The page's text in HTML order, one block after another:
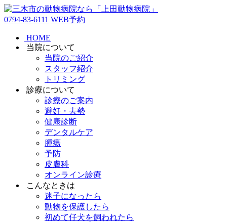
0794-83-6111 WEB予約
HOME
当院について
当院のご紹介
スタッフ紹介
トリミング
診療について
診療のご案内
避妊・去勢
健康診断
デンタルケア
腫瘍
予防
皮膚科
オンライン診療
こんなときは
迷子になったら
動物を保護したら
初めて仔犬を飼われたら